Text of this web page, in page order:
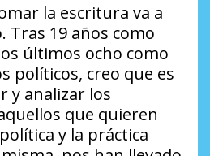
la escritura va a
Tras 19 años como
últimos ocho como
políticos, creo que es
y analizar los
que quieren
y la práctica